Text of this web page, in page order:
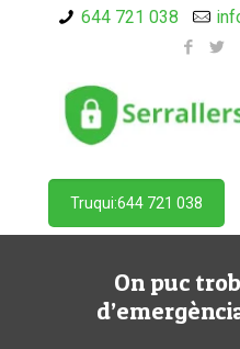
644 721 038
Truqui:644 721 038
On puc